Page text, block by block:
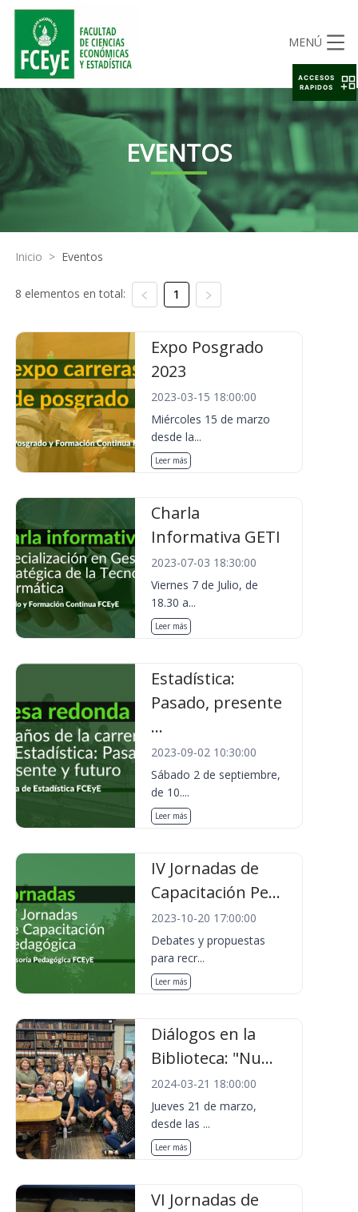
MENÚ
EVENTOS
Inicio > Eventos
8 elementos en total: 1
Expo Posgrado
2023
2023-03-15 18:00:00
Miércoles 15 de marzo
desde la...
Leer más
Charla
Informativa GETI
2023-07-03 18:30:00
Viernes 7 de Julio, de
18.30 a...
Leer más
Estadística:
Pasado, presente
...
2023-09-02 10:30:00
Sábado 2 de septiembre,
de 10....
Leer más
IV Jornadas de
Capacitación Pe...
2023-10-20 17:00:00
Debates y propuestas
para recr...
Leer más
Diálogos en la
Biblioteca: "Nu...
2024-03-21 18:00:00
Jueves 21 de marzo,
desde las ...
Leer más
VI Jornadas de
ACCESOS
RAPIDOS